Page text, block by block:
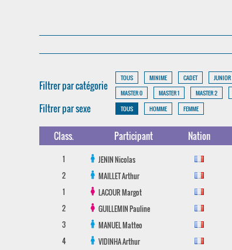
Filtrer par catégorie
TOUS MINIME CADET JUNIOR
MASTER 0
MASTER 1 MASTER 2
Filtrer par sexe TOUS HOMME FEMME
Class. Participant Nation
1 JENINNicolas
2
MAILLETArthur
1
LACOURMargot
2
GUILLEMINPauline
3
MANUELMatteo
4
VIDINHAArthur